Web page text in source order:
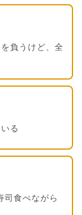
負うけど、全
る
司食べながら